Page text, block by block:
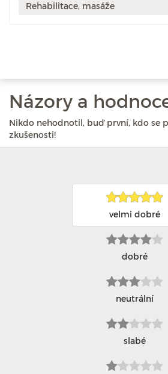
Rehabilitace, masáže
Názory a
Nikdo nehodnotil, buď první, kdo se
zkušenosti!
velmi dobré
dobré
neutrální
slabé